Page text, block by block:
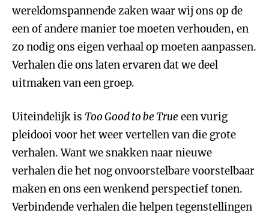
wereldomspannende zaken waar wij ons op de
een of andere manier toe moeten verhouden, en
zo nodig ons eigen verhaal op moeten aanpassen.
Verhalen die ons laten ervaren dat we deel
uitmaken van een groep.
Uiteindelijk is Too Good to be True een vurig
pleidooi voor het weer vertellen van die grote
verhalen. Want we snakken naar nieuwe
verhalen die het nog onvoorstelbare voorstelbaar
maken en ons een wenkend perspectief tonen.
Verbindende verhalen die helpen tegenstellingen